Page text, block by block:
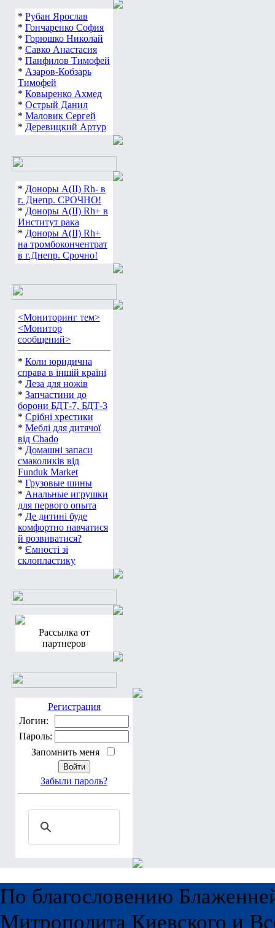
* Рубан Ярослав
* Гончаренко София
* Горюшко Николай
* Савко Анастасия
* Панфилов Тимофей
* Азаров-Кобзарь
Тимофей
* Ковыренко Ахмед
* Острый Данил
* Маловик Сергей
* Деревицкий Артур
* Доноры А(ІІ) Rh- в
г. Днепр. СРОЧНО!
* Доноры А(ІІ) Rh+ в
Институт рака
* Доноры А(ІІ) Rh+
на тромбокончентрат
в г.Днепр. Срочно!
<Мониторинг тем>
<Монитор
сообщений>
* Коли юридична
справа в іншій країні
* Леза для ножів
* Запчастини до
борони БДТ-7, БДТ-3
* Срібні хрестики
* Меблі для дитячої
від Chado
* Домашні запаси
смаколиків від
Funduk Market
* Грузовые шины
* Анальные игрушки
для первого опыта
* Де дитині буде
комфортно навчатися
й розвиватися?
* Ємності зі
склопластику
Рассылка от
партнеров
Регистрация
Логин:
Пароль:
Запомнить меня
Забыли пароль?
По благословению
Митрополита Киевского и